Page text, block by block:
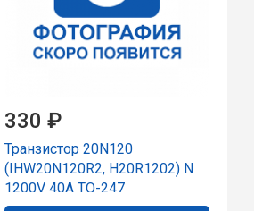
330 ₽
Транзистор 20N120
(IHW20N120R2, H20R1202) N
1200V 40A TO-247